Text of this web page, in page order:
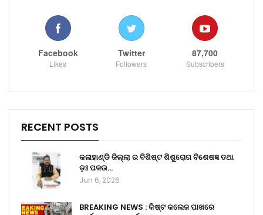
Facebook
Likes
Twitter
Followers
87,700
Subscribers
RECENT POSTS
କଳାହାଣ୍ଡି ଜିଲ୍ଲା ର ବିଶିଷ୍ଟ ଶିଶୁରୋଗ ବିଶେଷଜ୍ଞ ତଥା
ଡ଼ଃ ପଳଉ…
Jun 6, 2026
BREAKING NEWS : କିଷ୍ଟ କଲେଜ ପାଖରେ